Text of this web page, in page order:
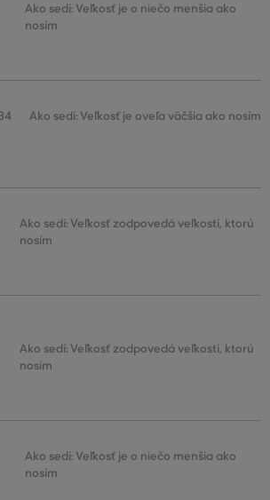
Ako sedí: Veľkosť je o niečo menšia ako
nosím
Ako sedí: Veľkosť je oveľa väčšia ako nosím
Ako sedí: Veľkosť zodpovedá veľkosti, ktorú
nosím
Ako sedí: Veľkosť zodpovedá veľkosti, ktorú
nosím
Ako sedí: Veľkosť je o niečo menšia ako
nosím